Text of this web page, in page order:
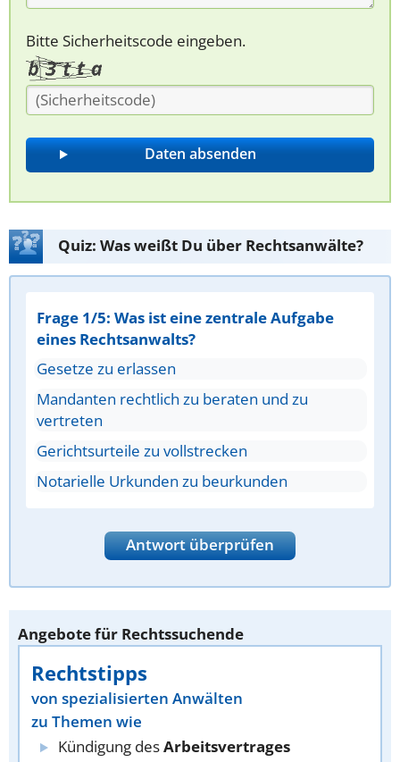
Bitte Sicherheitscode eingeben.
Quiz: Was weißt Du über Rechtsanwälte?
Frage 1/5: Was ist eine zentrale Aufgabe
eines Rechtsanwalts?
Gesetze zu erlassen
Mandanten rechtlich zu beraten und zu
vertreten
Gerichtsurteile zu vollstrecken
Notarielle Urkunden zu beurkunden
Antwort überprüfen
Angebote für Rechtssuchende
Rechtstipps
von spezialisierten Anwälten
zu Themen wie
Kündigung desArbeitsvertrages